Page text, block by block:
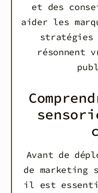
et des
aider les
stratégies
résonnent
Avant de
de marketing
il est